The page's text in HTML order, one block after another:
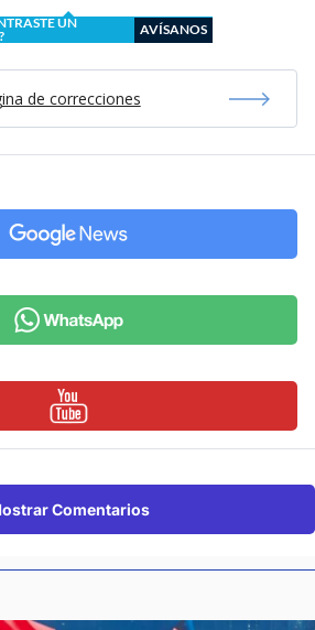
UN
AVÍSANOS
de correcciones
Comentarios